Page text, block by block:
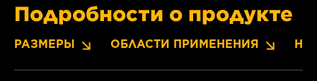
Подробности о продукте
РАЗМЕРЫ ОБЛАСТИ ПРИМЕНЕНИЯ